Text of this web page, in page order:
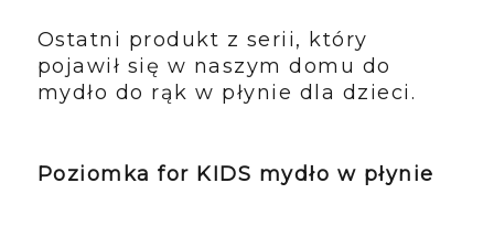
Ostatni produkt z serii, który
pojawił się w naszym domu do
mydło do rąk w płynie dla dzieci.
Poziomka for KIDS mydło w płynie